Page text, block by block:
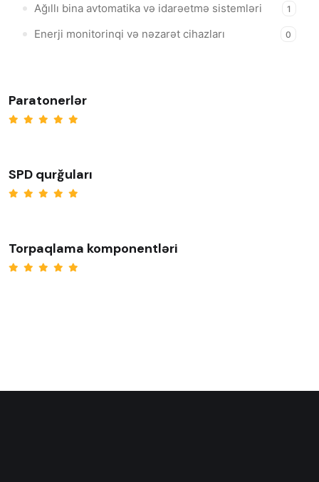
Ağıllı bina avtomatika və idarəetmə sistemləri 1
Enerji monitorinqi və nəzarət cihazları 0
Paratonerlər
SPD qurğuları
Torpaqlama komponentləri